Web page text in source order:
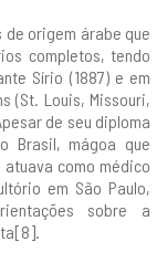
origem árabe que
completos, tendo
Sírio (1887) e em
(St. Louis, Missouri,
de seu diploma
Brasil, mágoa que
como médico
em São Paulo,
sobre a